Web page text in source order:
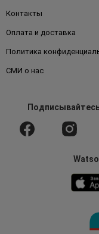
Контакты
Оплата и доставка
Политика
СМИ о нас